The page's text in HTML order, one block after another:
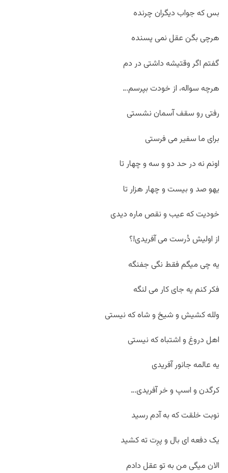
بس که جواب دیگران چرنده
هرچی بگن عقل نمی پسنده
گفتم اگر وقتیشه داشتی در دم
هرچه سواله، از خودت بپرسم…
رفتی رو سقف آسمان نشستی
برای ما سفیر می فرستی
اونم نه در حد دو و سه و چهار تا
یهو صد و بیست و چهار هزار تا
خودیت که عیب و نقص ماره دیدی
از اولیش دُرست می آفریدی!؟
یه چی میگم فقط نگی جفنگه
فکر کنم یه جای کار می لنگه
ولله کشیش و شیخ و شاه که نیستی
اهل دروغ و اشتباه که نیستی
یه عالمه جانور آفریدی
کرگدن و اسپ و خر آفریدی…
نوبت خلقت که به آدم رسید
یک دفعه ای بال و پرِت ته کشید
الان میگی من به تو عقل دادم